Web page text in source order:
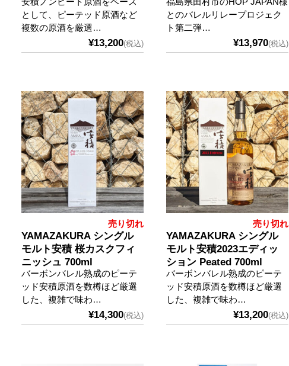
として、ピーテッド原酒など
複数の原酒を厳選…
¥13,200(税込)
とのバレルリレープロジェク
ト第二弾…
¥13,970(税込)
売り切れ
YAMAZAKURA シングル
モルト安積 桜カスクフィ
ニッシュ 700ml
お一人様一本まで・ご注
文１回限定
バーボンバレル熟成のピーテ
ッド安積原酒を数樽ほど厳選
した、複雑で味わ…
¥14,300(税込)
売り切れ
YAMAZAKURA シングル
モルト安積2023エディッ
ション Peated 700ml
バーボンバレル熟成のピーテ
ッド安積原酒を数樽ほど厳選
した、複雑で味わ…
¥13,200(税込)